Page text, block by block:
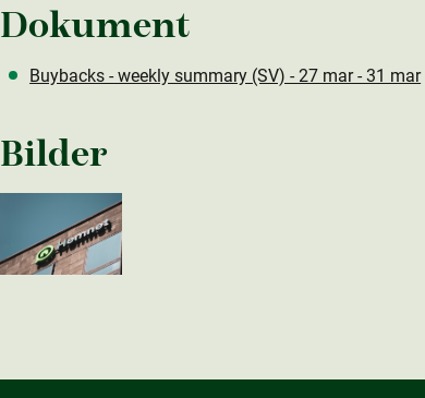
Dokument
Buybacks - weekly summary (SV) - 27 mar - 31 mar
Bilder